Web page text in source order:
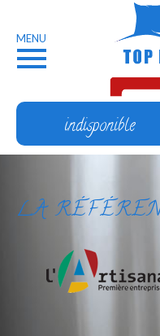
MENU
indisponible
LA